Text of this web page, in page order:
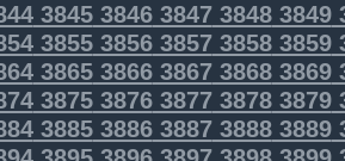
38453846384738483849
38553856385738583859
38653866386738683869
38753876387738783879
38853886388738883889